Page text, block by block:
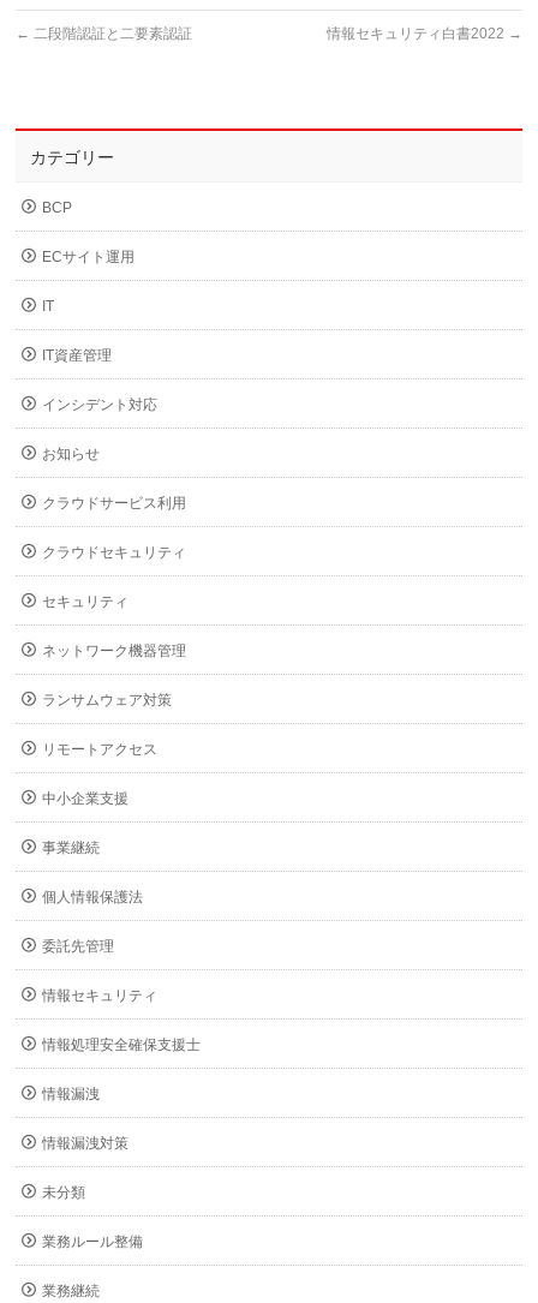
← 二段階認証と二要素認証 情報セキュリティ白書2022 →
カテゴリー
BCP
ECサイト運用
IT
IT資産管理
インシデント対応
お知らせ
クラウドサービス利用
クラウドセキュリティ
セキュリティ
ネットワーク機器管理
ランサムウェア対策
リモートアクセス
中小企業支援
事業継続
個人情報保護法
委託先管理
情報セキュリティ
情報処理安全確保支援士
情報漏洩
情報漏洩対策
未分類
業務ルール整備
業務継続